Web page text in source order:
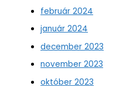
február 2024
január 2024
december 2023
november 2023
október 2023